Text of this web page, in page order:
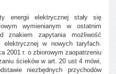
energii elektrycznej stały się
wymienianym w ostatnim
znakiem zapytania możliwość
elektrycznej w nowych taryfach.
2001 r. o zbiorowym zaopatrzeniu
ścieków w art. 20 ust 4 mówi,
niezbędnych przychodów